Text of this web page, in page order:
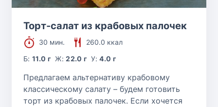
Торт-салат из крабовых палочек
30 мин.
260.0 ккал
Б:11.0 г Ж:22.0 г У:4.0 г
Предлагаем альтернативу крабовому
классическому салату – будем готовить
торт из крабовых палочек. Если хочется